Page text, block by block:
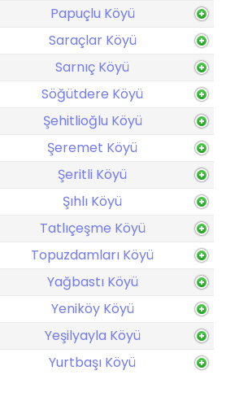
Papuçlu Köyü
Saraçlar Köyü
Sarnıç Köyü
Söğütdere Köyü
Şehitlioğlu Köyü
Şeremet Köyü
Şeritli Köyü
Şıhlı Köyü
Tatlıçeşme Köyü
Topuzdamları Köyü
Yağbastı Köyü
Yeniköy Köyü
Yeşilyayla Köyü
Yurtbaşı Köyü